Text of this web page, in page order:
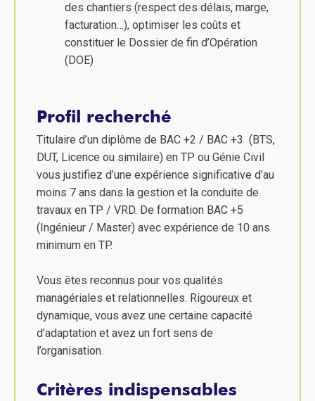
des chantiers (respect des délais, marge,
facturation…), optimiser les coûts et
constituer le Dossier de fin d’Opération
(DOE)
Profil recherché
Titulaire d’un diplôme de BAC +2 / BAC +3 (BTS,
DUT, Licence ou similaire) en TP ou Génie Civil
vous justifiez d’une expérience significative d’au
moins 7 ans dans la gestion et la conduite de
travaux en TP / VRD. De formation BAC +5
(Ingénieur / Master) avec expérience de 10 ans
minimum en TP.
Vous êtes reconnus pour vos qualités
managériales et relationnelles. Rigoureux et
dynamique, vous avez une certaine capacité
d’adaptation et avez un fort sens de
l’organisation.
Critères indispensables